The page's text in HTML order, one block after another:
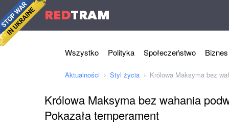
REDTRAM
Wszystko Polityka Społeczeństwo Biznes
Aktualności Styl życia Królowa Maksyma bez
Królowa Maksyma bez wahania
Pokazała temperament